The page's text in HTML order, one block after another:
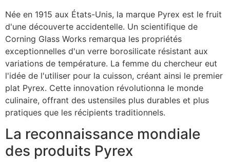
Née en 1915 aux États-Unis, la marque Pyrex est le fruit
d'une découverte accidentelle. Un scientifique de
Corning Glass Works remarqua les propriétés
exceptionnelles d'un verre borosilicate résistant aux
variations de température. La femme du chercheur eut
l'idée de l'utiliser pour la cuisson, créant ainsi le premier
plat Pyrex. Cette innovation révolutionna le monde
culinaire, offrant des ustensiles plus durables et plus
pratiques que les récipients traditionnels.
La reconnaissance mondiale
des produits Pyrex